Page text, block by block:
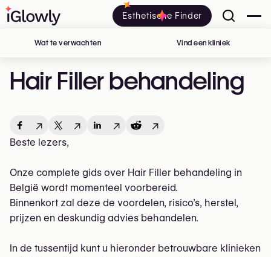
Esthetische Finder
Hair Filler behandeling
Wat te verwachten Vind een kliniek
↗ ↗ ↗ ↗
Beste lezers,
Onze complete gids over Hair Filler behandeling in
België wordt momenteel voorbereid.
Binnenkort zal deze de voordelen, risico’s, herstel,
prijzen en deskundig advies behandelen.
In de tussentijd kunt u hieronder betrouwbare klinieken